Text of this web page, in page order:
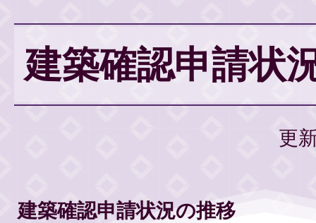
建築確認申請状
更
建築確認申請状況の推移